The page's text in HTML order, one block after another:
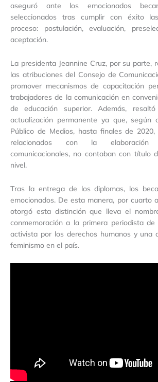
aseguró ante los emocionados
seleccionados tras cumplir con éxito
proceso: postulación, evaluación,
aceptación.
La presidenta Jeannine Cruz, por su parte,
las atribuciones del Consejo de
promover mecanismos de capacitación
trabajadores de la comunicación en
de educación superior. Además,
actualización permanente ya que, según
Público de Medios, hasta finales de 2020,
relacionados con la elaboración
comunicacionales, no contaban con título
nivel.
Tras la entrega de los diplomas, los
emocionados. De esta manera, por cuarto
otorgó esta distinción que lleva el
conmemoración a la primera periodista de
activista por los derechos humanos y una
feminismo en el país.